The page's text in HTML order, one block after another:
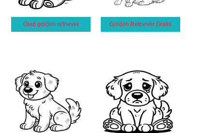
Glad golden retriever Golden Retriever Gratis